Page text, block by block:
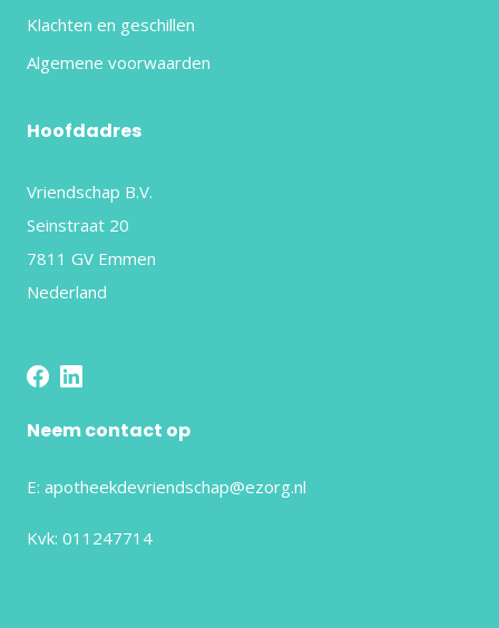
Klachten en geschillen
Algemene voorwaarden
Hoofdadres
Vriendschap B.V.
Seinstraat 20
7811 GV Emmen
Nederland
Neem contact op
E: apotheekdevriendschap@ezorg.nl
Kvk: 011247714